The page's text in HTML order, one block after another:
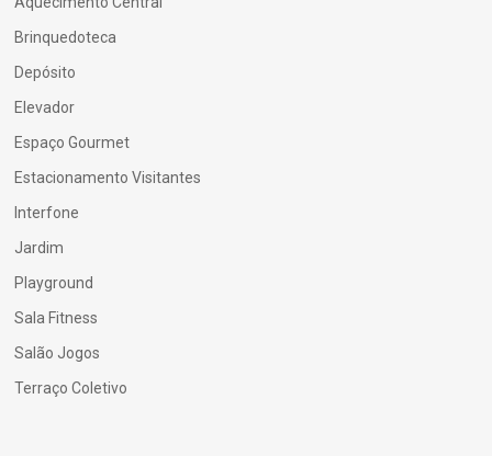
Brinquedoteca
Depósito
Elevador
Espaço Gourmet
Estacionamento Visitantes
Interfone
Jardim
Playground
Sala Fitness
Salão Jogos
Terraço Coletivo